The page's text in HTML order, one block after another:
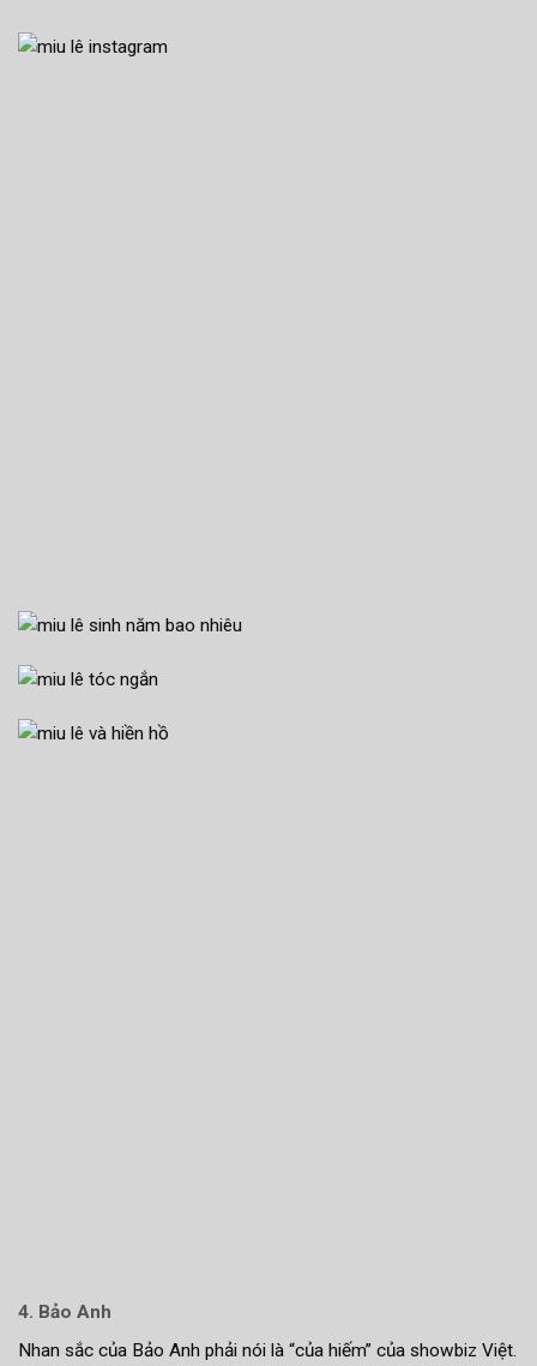
4. Bảo Anh
Nhan sắc của Bảo Anh phải nói là “của hiếm” của showbiz Việt.